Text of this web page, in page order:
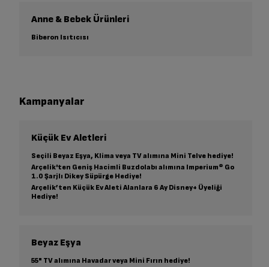
Anne & Bebek Ürünleri
Biberon Isıtıcısı
Kampanyalar
Küçük Ev Aletleri
Seçili Beyaz Eşya, Klima veya TV alımına Mini Telve hediye!
Arçelik'ten Geniş Hacimli Buzdolabı alımına Imperium® Go
1.0 Şarjlı Dikey Süpürge Hediye!
Arçelik’ten Küçük Ev Aleti Alanlara 6 Ay Disney+ Üyeliği
Hediye!
Beyaz Eşya
55" TV alımına Havadar veya Mini Fırın hediye!